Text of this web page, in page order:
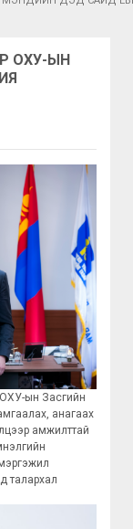
ОХУ-ЫН
ын Засгийн
анагаах
амжилттай
талархал